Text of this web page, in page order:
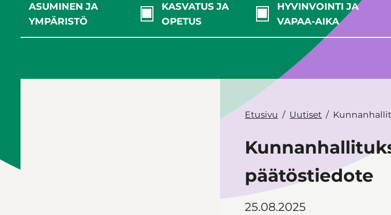
ASUMINEN JA
YMPÄRISTÖ
KASVATUS JA
OPETUS
HYVINVOINTI JA
VAPAA-AIKA
Etusivu Uutiset
päätöstiedote
25.08.2025